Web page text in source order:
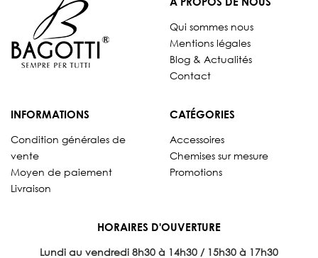
Qui sommes nous
Mentions légales
Blog & Actualités
Contact
INFORMATIONS
Condition générales de
vente
Moyen de paiement
Livraison
CATÉGORIES
Accessoires
Chemises sur mesure
Promotions
HORAIRES D'OUVERTURE
Lundi au vendredi 8h30 à 14h30 / 15h30 à 17h30